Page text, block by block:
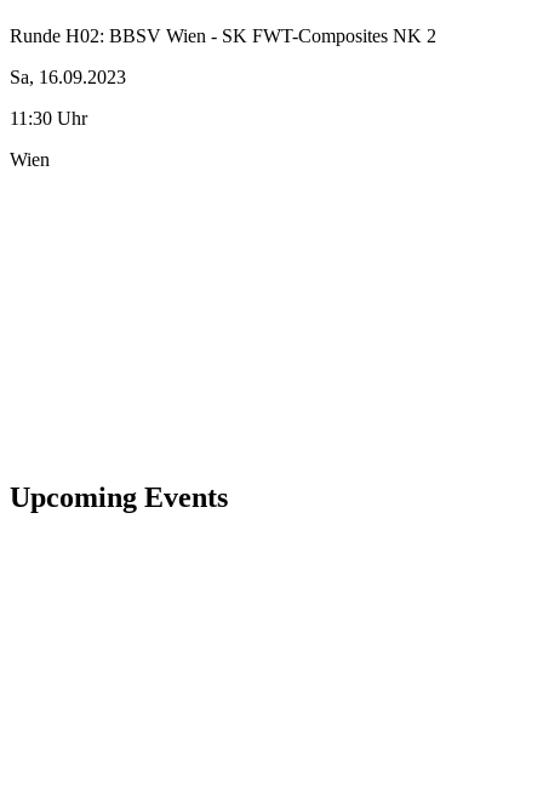
Runde H02: BBSV Wien - SK FWT-Composites NK 2
Sa, 16.09.2023
11:30 Uhr
Wien
Upcoming Events